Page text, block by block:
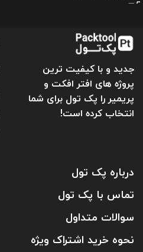
جدید و با کیفیت ترین
پروژه های افتر افکت و
پریمیر را پک تول برای شما
انتخاب کرده است!
درباره پک تول
تماس با پک تول
سوالات متداول
نحوه خرید اشتراک ویژه